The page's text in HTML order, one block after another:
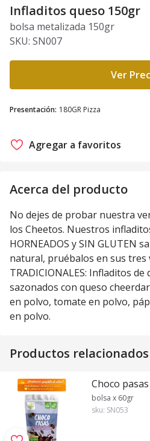
Infladitos queso 150gr
bolsa metalizada 150gr
SKU: SN007
Ver
Presentación: 180GR Pizza
Agregar a favoritos
Acerca del producto
No dejes de probar nuestra
los Cheetos. Nuestros
HORNEADOS y SIN GLUTEN
natural, pruébalos en sus tres
TRADICIONALES: Infladitos
sazonados con queso
en polvo, tomate en polvo,
en polvo.
Productos relacionados
Choco
bolsa x 60gr
sku: SN053